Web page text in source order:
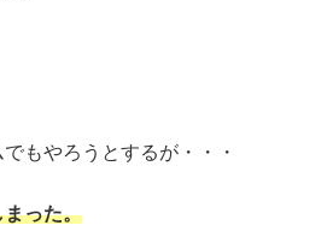
もやろうとするが・・・
まった。